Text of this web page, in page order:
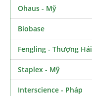
Ohaus - Mỹ
Biobase
Fengling - Thượng Hải
Staplex - Mỹ
Interscience - Pháp